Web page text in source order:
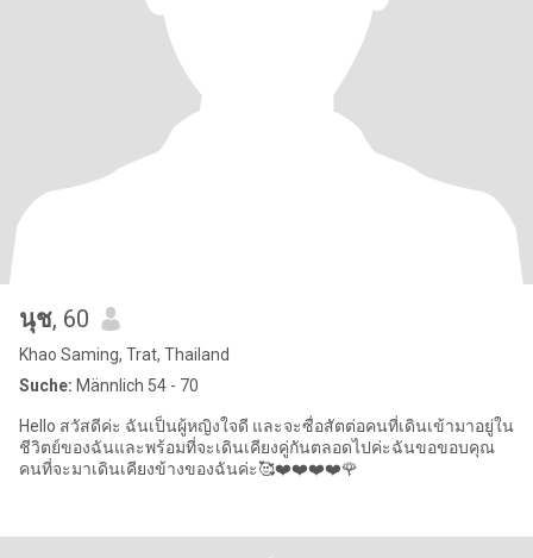
นุช, 60
Khao Saming, Trat, Thailand
Suche: Männlich 54 - 70
Hello สวัสดีค่ะ ฉันเป็นผู้หญิงใจดี และจะซื่อสัตต่อคนที่เดินเข้ามาอยู่ใน
ชีวิตย์ของฉันและพร้อมที่จะเดินเคียงคู่กันตลอดไปค่ะฉันขอขอบคุณ
คนที่จะมาเดินเคียงข้างของฉันค่ะ🥰❤️❤️❤️❤️🌹